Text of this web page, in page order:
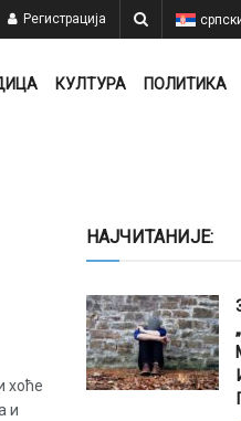
Регистрација
КУЛТУРА ПОЛИТИКА
хоће
и
НАЈЧИТАНИЈЕ: